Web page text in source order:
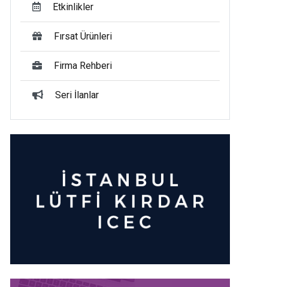
Etkinlikler
Fırsat Ürünleri
Firma Rehberi
Seri İlanlar